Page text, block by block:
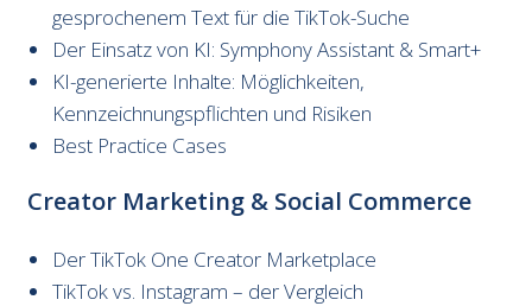
gesprochenem Text für die TikTok-Suche
Der Einsatz von KI: Symphony Assistant & Smart+
KI-generierte Inhalte: Möglichkeiten,
Kennzeichnungspflichten und Risiken
Best Practice Cases
Creator Marketing & Social Commerce
Der TikTok One Creator Marketplace
TikTok vs. Instagram – der Vergleich